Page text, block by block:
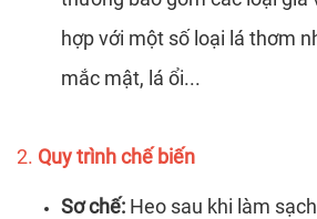
hợp với một số loại lá thơm
mắc mật, lá ổi...
2. Quy trình chế biến
Sơ chế: Heo sau khi làm